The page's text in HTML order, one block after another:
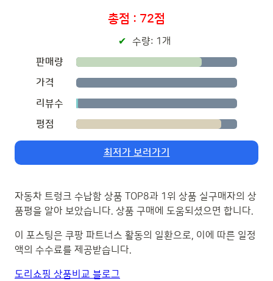
총점 : 72점
수량: 1개
판매량
가격
리뷰수
평점
최저가 보러가기
자동차 트렁크 수납함 상품 TOP8과 1위 상품 실구매자의 상
품평을 알아 보았습니다. 상품 구매에 도움되셨으면 합니다.
이 포스팅은 쿠팡 파트너스 활동의 일환으로, 이에 따른 일정
액의 수수료를 제공받습니다.
도리쇼핑 상품비교 블로그